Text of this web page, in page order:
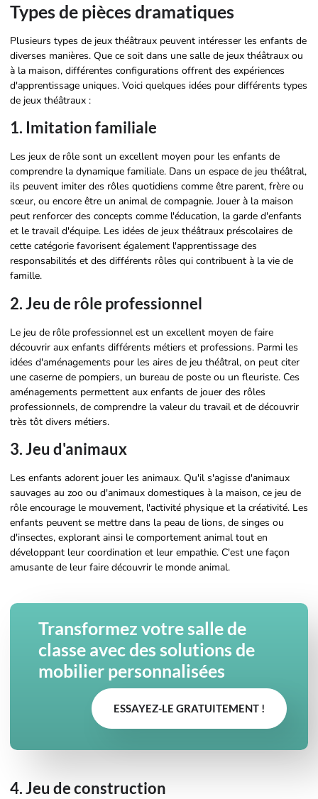
Types de pièces dramatiques
Plusieurs types de jeux théâtraux peuvent intéresser les enfants de
diverses manières. Que ce soit dans une salle de jeux théâtraux ou
à la maison, différentes configurations offrent des expériences
d'apprentissage uniques. Voici quelques idées pour différents types
de jeux théâtraux :
1. Imitation familiale
Les jeux de rôle sont un excellent moyen pour les enfants de
comprendre la dynamique familiale. Dans un espace de jeu théâtral,
ils peuvent imiter des rôles quotidiens comme être parent, frère ou
sœur, ou encore être un animal de compagnie. Jouer à la maison
peut renforcer des concepts comme l'éducation, la garde d'enfants
et le travail d'équipe. Les idées de jeux théâtraux préscolaires de
cette catégorie favorisent également l'apprentissage des
responsabilités et des différents rôles qui contribuent à la vie de
famille.
2. Jeu de rôle professionnel
Le jeu de rôle professionnel est un excellent moyen de faire
découvrir aux enfants différents métiers et professions. Parmi les
idées d'aménagements pour les aires de jeu théâtral, on peut citer
une caserne de pompiers, un bureau de poste ou un fleuriste. Ces
aménagements permettent aux enfants de jouer des rôles
professionnels, de comprendre la valeur du travail et de découvrir
très tôt divers métiers.
3. Jeu d'animaux
Les enfants adorent jouer les animaux. Qu'il s'agisse d'animaux
sauvages au zoo ou d'animaux domestiques à la maison, ce jeu de
rôle encourage le mouvement, l'activité physique et la créativité. Les
enfants peuvent se mettre dans la peau de lions, de singes ou
d'insectes, explorant ainsi le comportement animal tout en
développant leur coordination et leur empathie. C'est une façon
amusante de leur faire découvrir le monde animal.
Transformez votre salle de
classe avec des solutions de
mobilier personnalisées
ESSAYEZ-LE GRATUITEMENT !
4. Jeu de construction